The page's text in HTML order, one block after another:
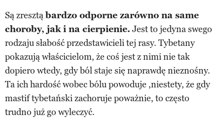
Są zresztąbardzo odporne zarówno na same
choroby, jak i na cierpienie. Jest to jedyna swego
rodzaju słabość przedstawicieli tej rasy. Tybetany
pokazują właścicielom, że coś jest z nimi nie tak
dopiero wtedy, gdy ból staje się naprawdę nieznośny.
Ta ich hardość wobec bólu powoduje ,niestety, że gdy
mastif tybetański zachoruje poważnie, to często
trudno już go wyleczyć.